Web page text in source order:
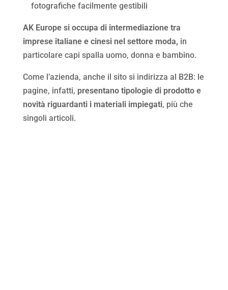
fotografiche facilmente gestibili
AK Europe si occupa di intermediazione tra
imprese italiane e cinesi nel settore moda, in
particolare capi spalla uomo, donna e bambino.
Come l’azienda, anche il sito si indirizza al B2B: le
pagine, infatti, presentano tipologie di prodotto e
novità riguardanti i materiali impiegati, più che
singoli articoli.